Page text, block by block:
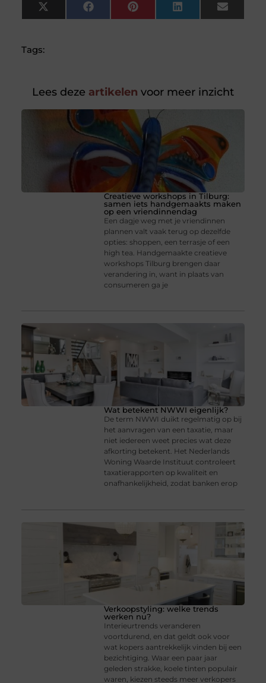
X
(Twitter)
FacebookPinterest LinkedIn Email
Tags:
Lees deze artikelen voor meer inzicht
Creatieve workshops in Tilburg:
samen iets handgemaakts maken
op een vriendinnendag
Een dagje weg met je vriendinnen
plannen valt vaak terug op dezelfde
opties: shoppen, een terrasje of een
high tea. Handgemaakte creatieve
workshops Tilburg brengen daar
verandering in, want in plaats van
consumeren ga je
Wat betekent NWWI eigenlijk?
De term NWWI duikt regelmatig op bij
het aanvragen van een taxatie, maar
niet iedereen weet precies wat deze
afkorting betekent. Het Nederlands
Woning Waarde Instituut controleert
taxatierapporten op kwaliteit en
onafhankelijkheid, zodat banken erop
Verkoopstyling: welke trends
werken nu?
Interieurtrends veranderen
voortdurend, en dat geldt ook voor
wat kopers aantrekkelijk vinden bij een
bezichtiging. Waar een paar jaar
geleden strakke, koele tinten populair
waren, kiezen steeds meer verkopers